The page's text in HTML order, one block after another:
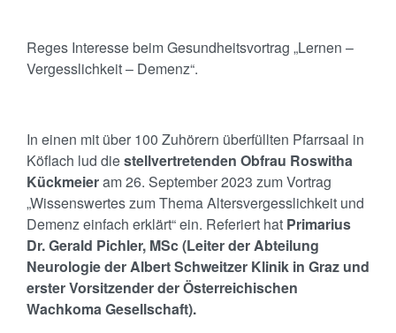
Reges Interesse beim Gesundheitsvortrag „Lernen –
Vergesslichkeit – Demenz“.
In einen mit über 100 Zuhörern überfüllten Pfarrsaal in
Köflach lud diestellvertretenden Obfrau Roswitha
Kückmeieram 26. September 2023 zum Vortrag
„Wissenswertes zum Thema Altersvergesslichkeit und
Demenz einfach erklärt“ ein. Referiert hat Primarius
Dr. Gerald Pichler, MSc (Leiter der Abteilung
Neurologie der Albert Schweitzer Klinik in Graz und
erster Vorsitzender der Österreichischen
Wachkoma Gesellschaft).